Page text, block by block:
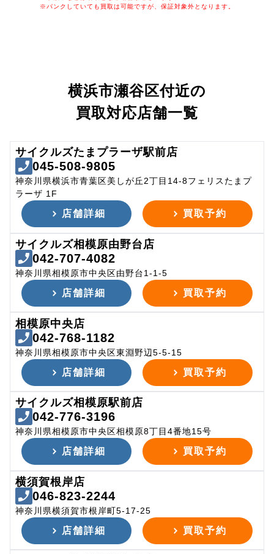
※パンクしていても買取は可能ですが、保証対象外となります。
横浜市瀬谷区付近の
買取対応店舗一覧
サイクルズたまプラーザ駅前店
045-508-9805
神奈川県横浜市青葉区美しが丘2丁目14-8フェリスたまプ
ラーザ 1F
店舗詳細 買取予約
サイクルズ相模原由野台店
042-707-4082
神奈川県相模原市中央区由野台1-1-5
店舗詳細 買取予約
相模原中央店
042-768-1182
神奈川県相模原市中央区東淵野辺5-5-15
店舗詳細 買取予約
サイクルズ相模原駅前店
042-776-3196
神奈川県相模原市中央区相模原8丁目4番地15号
店舗詳細 買取予約
横須賀根岸店
046-823-2244
神奈川県横須賀市根岸町5-17-25
店舗詳細 買取予約